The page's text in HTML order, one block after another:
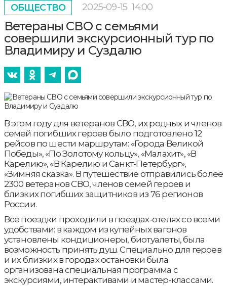
ОБЩЕСТВО 2025-09-15 14:00
Ветераны СВО с семьями
совершили экскурсионный тур по
Владимиру и Суздалю
В этом году для ветеранов СВО, их родных и членов
семей погибших героев было подготовлено 12
рейсов по шести маршрутам: «Города Великой
Победы», «По Золотому кольцу», «Малахит», «В
Карелию», «В Карелию и Санкт-Петербург»,
«Зимняя сказка». В путешествие отправились более
2300 ветеранов СВО, членов семей героев и
близких погибших защитников из 76 регионов
России.
Все поездки проходили в поездах-отелях со всеми
удобствами: в каждом из купейных вагонов
установлены кондиционеры, биотуалеты, была
возможность принять душ. Специально для героев
и их близких в городах остановки была
организована специальная программа с
экскурсиями, интерактивами и мастер-классами.